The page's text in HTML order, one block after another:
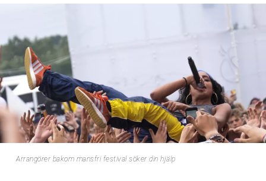
Arrangörer bakom mansfri festival söker din hjälp